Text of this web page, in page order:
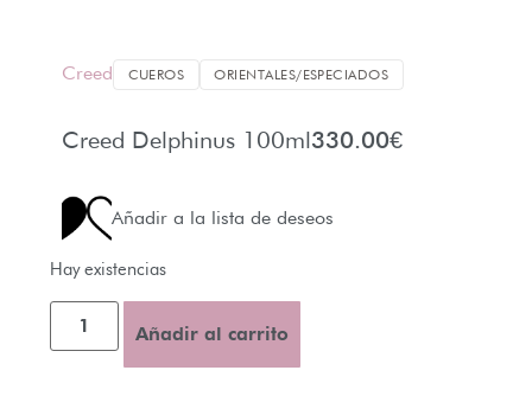
Creed CUEROS ORIENTALES/ESPECIADOS
Creed Delphinus 100ml330.00€
Añadir a la lista de deseos
Hay existencias
Añadir al carrito